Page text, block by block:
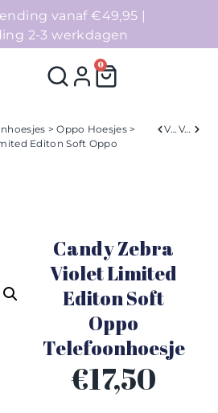
vanaf €49,95 |
2-3 werkdagen
0
>Oppo Hoesjes>
Editon Soft Oppo
Verleden Volgend
Candy Zebra
Violet Limited
Editon Soft
Oppo
Telefoonhoesje
€17,50